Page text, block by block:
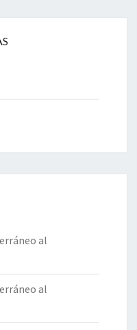
al
al